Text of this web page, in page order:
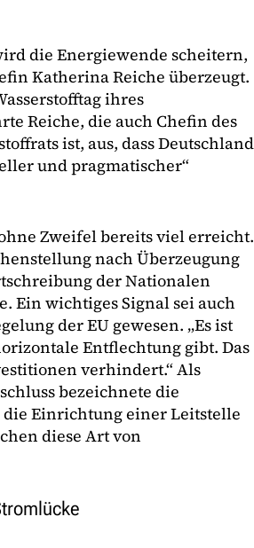
die Energiewende scheitern,
Katherina Reiche überzeugt.
ihres
Reiche, die auch Chefin des
ist, aus, dass Deutschland
und pragmatischer“
Zweifel bereits viel erreicht.
nach Überzeugung
der Nationalen
Ein wichtiges Signal sei auch
der EU gewesen. „Es ist
Entflechtung gibt. Das
verhindert.“ Als
bezeichnete die
Einrichtung einer Leitstelle
diese Art von